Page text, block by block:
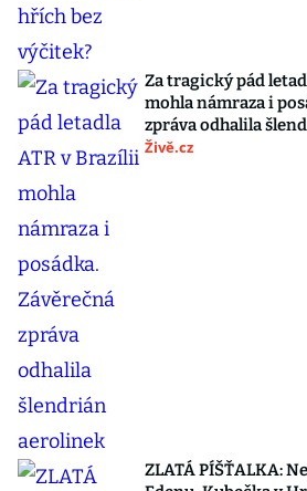
Za tragický pád
mohla námraza i
zpráva odhalila
Živě.cz
ZLATÁ PÍŠŤALKA: